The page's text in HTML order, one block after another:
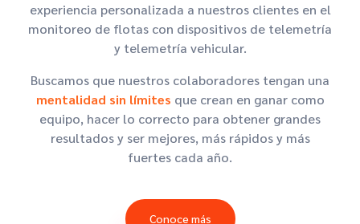
experiencia personalizada a nuestros clientes en el
monitoreo de flotas con dispositivos de telemetría
y telemetría vehicular.
Buscamos que nuestros colaboradores tengan una
mentalidad sin límites que crean en ganar como
equipo, hacer lo correcto para obtener grandes
resultados y ser mejores, más rápidos y más
fuertes cada año.
Conoce más